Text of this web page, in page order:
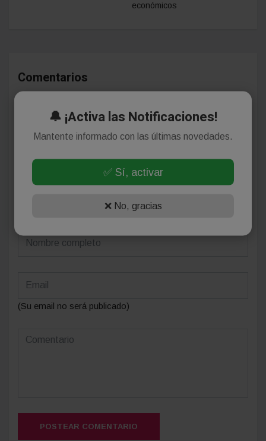
económicos
Comentarios
Deja tu comentario
(Su email no será publicado)
POSTEAR COMENTARIO
🔔 ¡Activa las Notificaciones!
Mantente informado con las últimas novedades.
✅ Sí, activar
❌ No, gracias